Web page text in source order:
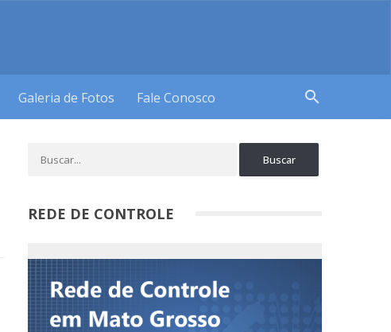
Galeria de Fotos Fale Conosco search
REDE DE CONTROLE